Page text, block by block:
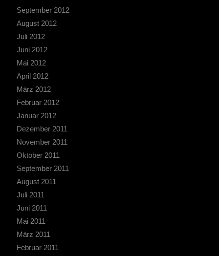
September 2012
August 2012
Juli 2012
Juni 2012
Mai 2012
April 2012
März 2012
Februar 2012
Januar 2012
Dezember 2011
November 2011
Oktober 2011
September 2011
August 2011
Juli 2011
Juni 2011
Mai 2011
März 2011
Februar 2011